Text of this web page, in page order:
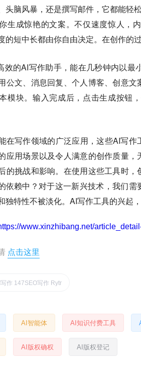
头脑风暴，还是撰写邮件，它都能轻
生成惊艳的文案。不仅速度惊人，
的短中长都由你自由决定。在创作
效的AI写作助手，能在几秒钟内以
公文、消息回复、个人博客、创意
模块。输入完成后，点击生成按钮
在写作领域的广泛应用，这些AI写
应用场景以及令人满意的创作质量
的挑战和影响。在使用这些工具时
依赖中？对于这一新兴技术，我们
独特性不被淡化。AI写作工具的兴起
www.xinzhibang.net/
点击这里
作 147SEO写作 Rytr
AI智能体 AI知识付费工具
AI版权确权 AI版权登记